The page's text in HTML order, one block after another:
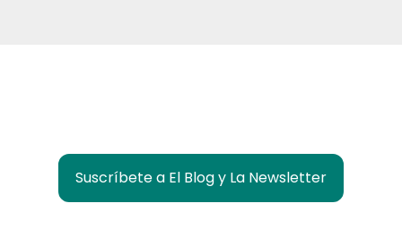
Suscríbete a El Blog y La Newsletter